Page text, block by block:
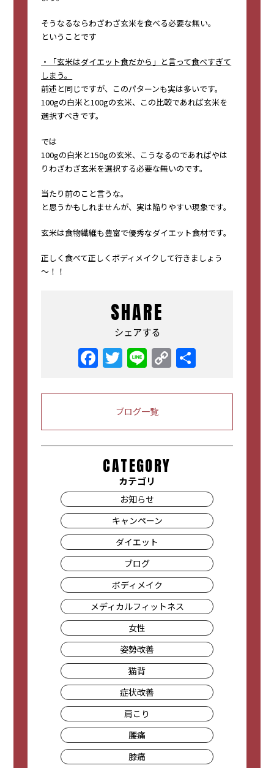
そうなるならわざわざ玄米を食べる必要な無い。
ということです
・「玄米はダイエット食だから」と言って食べすぎて
しまう。
前述と同じですが、このパターンも実は多いです。
100gの白米と100gの玄米、この比較であれば玄米を
選択すべきです。
では
100gの白米と150gの玄米、こうなるのであればやは
りわざわざ玄米を選択する必要な無いのです。
当たり前のこと言うな。
と思うかもしれませんが、実は陥りやすい現象です。
玄米は食物繊維も豊富で優秀なダイエット食材です。
正しく食べて正しくボディメイクして行きましょう
～！！
SHARE
シェアする
Facebook
Twitter
LineCopy
Link
ブログ一覧
CATEGORY
カテゴリ
お知らせ
キャンペーン
ダイエット
ブログ
ボディメイク
メディカルフィットネス
女性
姿勢改善
猫背
症状改善
肩こり
腰痛
膝痛